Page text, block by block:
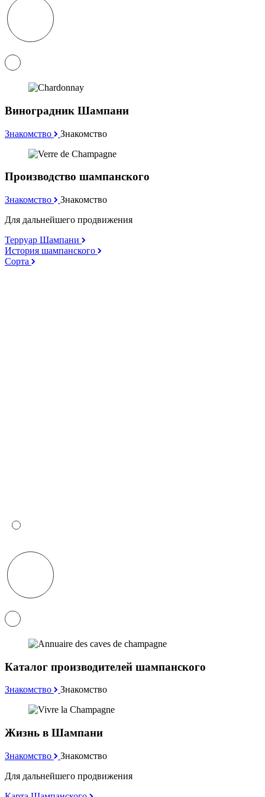
Виноградник Шампани
Знакомство Знакомство
Производство шампанского
Знакомство
Знакомство
Для дальнейшего продвижения
Терруар Шампани
История шампанского
Сорта
Каталог производителей шампанского
Знакомство Знакомство
Жизнь в Шампани
Знакомство
Знакомство
Для дальнейшего продвижения